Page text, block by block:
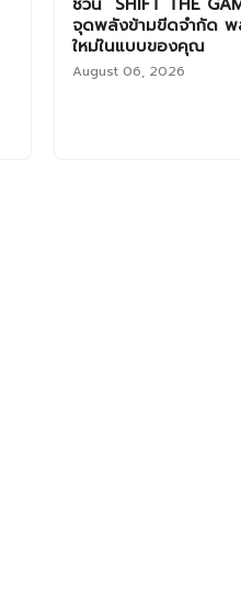
จุดพลังข้ามขีดจำกัด
ใหม่ในแบบของคุณ
August 06, 2026